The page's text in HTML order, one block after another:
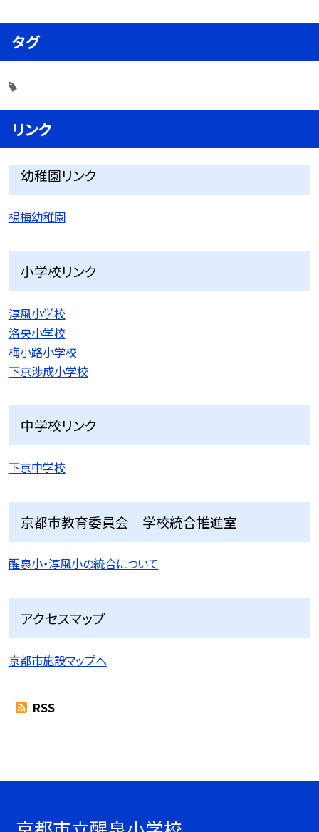
タグ
リンク
幼稚園リンク
楊梅幼稚園
小学校リンク
淳風小学校
洛央小学校
梅小路小学校
下京渉成小学校
中学校リンク
下京中学校
京都市教育委員会 学校統合推進室
醒泉小・淳風小の統合について
アクセスマップ
京都市施設マップへ
RSS